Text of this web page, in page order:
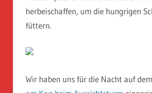
herbeischaffen, um die hungrigen
füttern.
Wir haben uns für die Nacht auf dem